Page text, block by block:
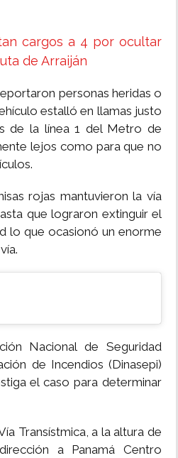
cargos a 4 por ocultar
de Arraiján
personas heridas o
estalló en llamas justo
de la línea 1 del Metro de
lejos como para que no
rojas mantuvieron la vía
que lograron extinguir el
lo que ocasionó un enorme
Nacional de Seguridad
de Incendios (Dinasepi)
el caso para determinar
Transístmica, a la altura de
a Panamá Centro